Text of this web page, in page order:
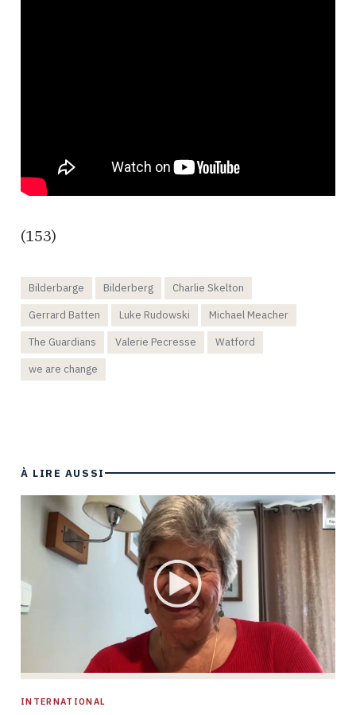
(153)
Bilderbarge Bilderberg
Charlie Skelton
Gerrard Batten
Luke Rudowski
Michael Meacher
The Guardians
Valerie Pecresse
Watford
we are change
À LIRE AUSSI
INTERNATIONAL